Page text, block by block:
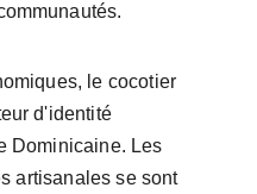
le cocotier
d'identité
Dominicaine. Les
artisanales se sont